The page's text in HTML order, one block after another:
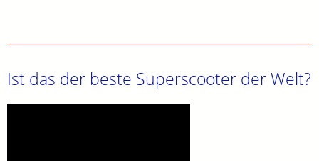
Ist das der beste Superscooter der Welt?